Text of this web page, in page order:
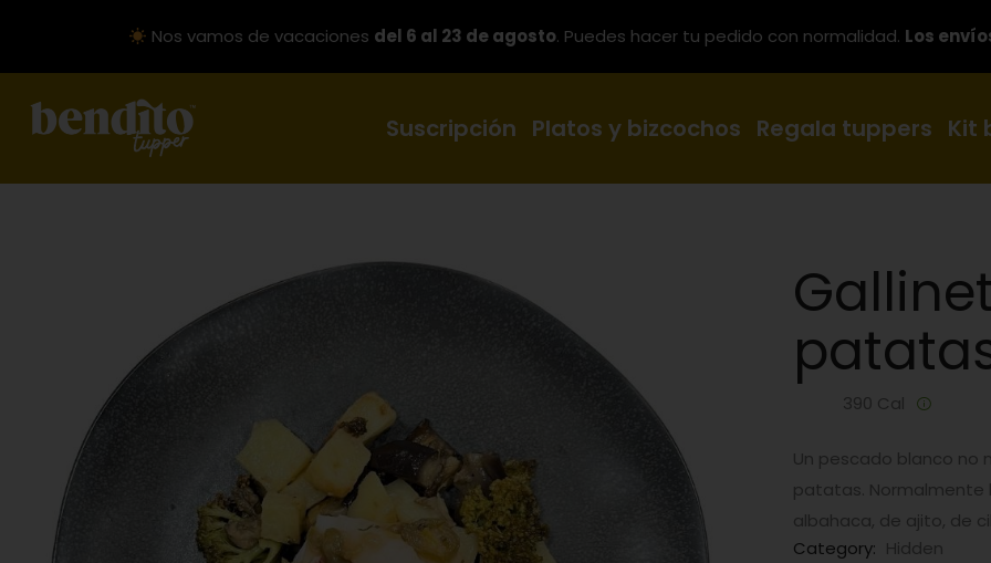
Nos vamos de vacaciones del 6 al 23 de agosto. Puedes hacer tu pedido con normalidad. Los
Suscripción Platos y bizcochos Regala tuppers Kit
390 Cal
Un pescado blanco no
patatas. Normalmente
albahaca, de ajito, de
Category: Hidden